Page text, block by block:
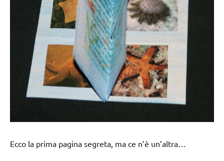
Ecco la prima pagina segreta, ma ce n’è un’altra…